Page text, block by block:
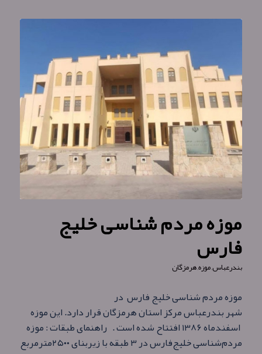
موزه مردم‌ شناسی خلیج
فارس
بندرعباس,موزه,هرمزگان
موزه مردم‌ شناسی خلیج فارس در
شهر بندرعباس مرکز استان هرمزگان قرار دارد. این موزه
اسفندماه ۱۳۸۶ افتتاح شده است . راهنمای طبقات : موزه
مردم‌شناسی خلیج‌فارس در ۳ طبقه با زیربنای ۲۵۰۰مترمربع